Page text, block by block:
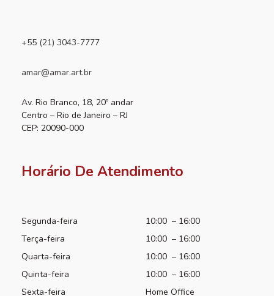
+55 (21) 3043-7777
amar@amar.art.br
Av. Rio Branco, 18, 20º andar
Centro – Rio de Janeiro – RJ
CEP: 20090-000
Horário De Atendimento
Segunda-feira
10:00 – 16:00
Terça-feira
10:00 – 16:00
Quarta-feira
10:00 – 16:00
Quinta-feira
10:00 – 16:00
Sexta-feira
Home Office